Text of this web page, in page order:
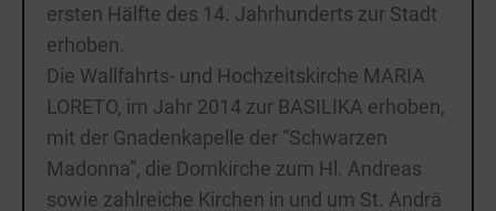
ersten Hälfte des 14. Jahrhunderts zur Stadt
erhoben.
Die Wallfahrts- und Hochzeitskirche MARIA
LORETO, im Jahr 2014 zur BASILIKA erhoben,
mit der Gnadenkapelle der “Schwarzen
Madonna”, die Domkirche zum Hl. Andreas
sowie zahlreiche Kirchen in und um St. Andrä